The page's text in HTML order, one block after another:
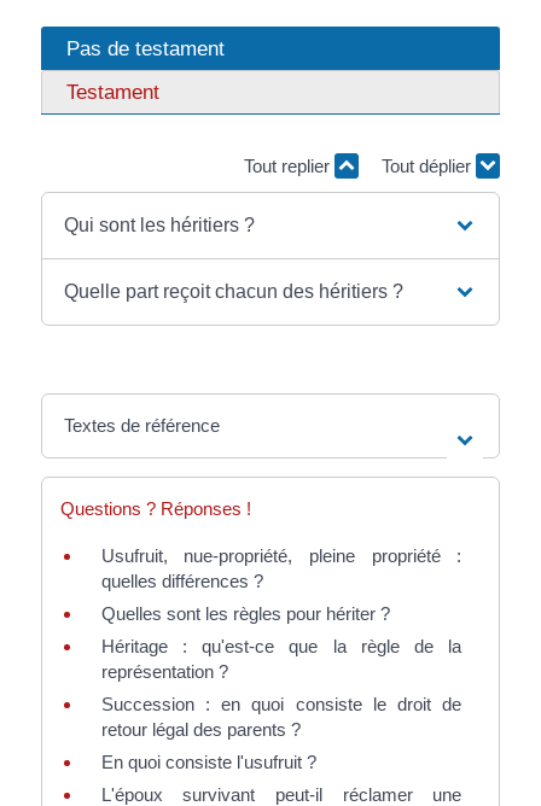
Pas de testament
Testament
Tout replier Tout déplier
Qui sont les héritiers ?
Quelle part reçoit chacun des héritiers ?
Textes de référence
Questions ? Réponses !
Usufruit, nue-propriété, pleine propriété :
quelles différences ?
Quelles sont les règles pour hériter ?
Héritage : qu'est-ce que la règle de la
représentation ?
Succession : en quoi consiste le droit de
retour légal des parents ?
En quoi consiste l'usufruit ?
L'époux survivant peut-il réclamer une